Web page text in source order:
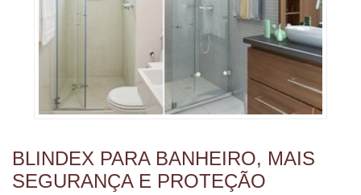
BLINDEX PARA BANHEIRO, MAIS
SEGURANÇA E PROTEÇÃO